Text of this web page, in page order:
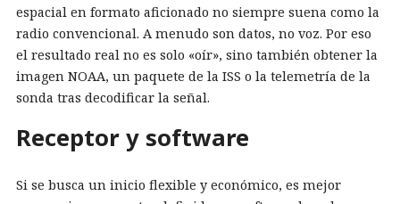
espacial en formato aficionado no siempre suena como la
radio convencional. A menudo son datos, no voz. Por eso
el resultado real no es solo «oír», sino también obtener la
imagen NOAA, un paquete de la ISS o la telemetría de la
sonda tras decodificar la señal.
Receptor y software
Si se busca un inicio flexible y económico, es mejor